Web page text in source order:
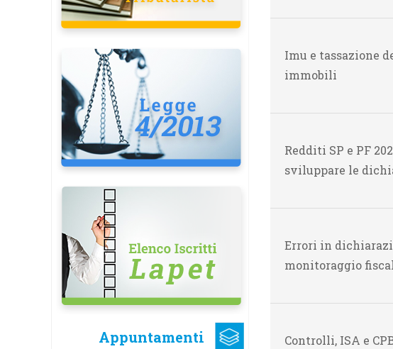
Appuntamenti
Imu e tassazione
immobili
Redditi SP e PF
sviluppare le
Errori in
monitoraggio
Controlli, ISA e